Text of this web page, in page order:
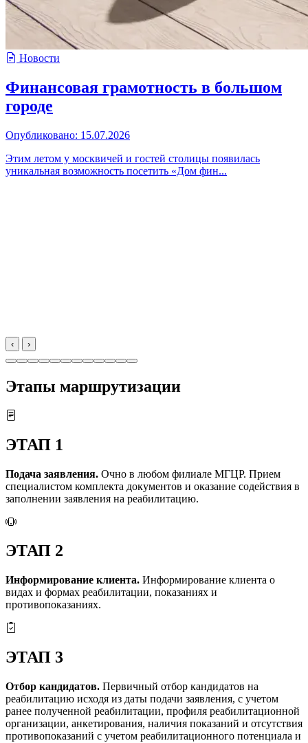
Новости
Финансовая грамотность в большом
городе
Опубликовано: 15.07.2026
Этим летом у москвичей и гостей столицы появилась
уникальная возможность посетить «Дом фин...
‹ ›
Этапы маршрутизации
ЭТАП 1
Подача заявления. Очно в любом филиале МГЦР. Прием
специалистом комплекта документов и оказание содействия в
заполнении заявления на реабилитацию.
ЭТАП 2
Информирование клиента. Информирование клиента о
видах и формах реабилитации, показаниях и
противопоказаниях.
ЭТАП 3
Отбор кандидатов. Первичный отбор кандидатов на
реабилитацию исходя из даты подачи заявления, с учетом
ранее полученной реабилитации, профиля реабилитационной
организации, анкетирования, наличия показаний и отсутствия
противопоказаний с учетом реабилитационного потенциала и